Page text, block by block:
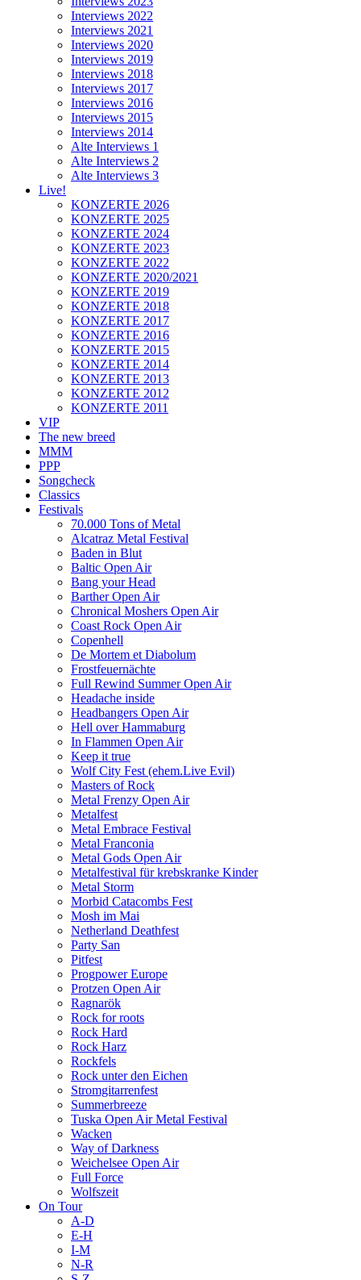
Interviews 2022
Interviews 2021
Interviews 2020
Interviews 2019
Interviews 2018
Interviews 2017
Interviews 2016
Interviews 2015
Interviews 2014
Alte Interviews 1
Alte Interviews 2
Alte Interviews 3
Live!
KONZERTE 2026
KONZERTE 2025
KONZERTE 2024
KONZERTE 2023
KONZERTE 2022
KONZERTE 2020/2021
KONZERTE 2019
KONZERTE 2018
KONZERTE 2017
KONZERTE 2016
KONZERTE 2015
KONZERTE 2014
KONZERTE 2013
KONZERTE 2012
KONZERTE 2011
VIP
The new breed
MMM
PPP
Songcheck
Classics
Festivals
70.000 Tons of Metal
Alcatraz Metal Festival
Baden in Blut
Baltic Open Air
Bang your Head
Barther Open Air
Chronical Moshers Open Air
Coast Rock Open Air
Copenhell
De Mortem et Diabolum
Frostfeuernächte
Full Rewind Summer Open Air
Headache inside
Headbangers Open Air
Hell over Hammaburg
In Flammen Open Air
Keep it true
Wolf City Fest (ehem.Live Evil)
Masters of Rock
Metal Frenzy Open Air
Metalfest
Metal Embrace Festival
Metal Franconia
Metal Gods Open Air
Metalfestival für krebskranke Kinder
Metal Storm
Morbid Catacombs Fest
Mosh im Mai
Netherland Deathfest
Party San
Pitfest
Progpower Europe
Protzen Open Air
Ragnarök
Rock for roots
Rock Hard
Rock Harz
Rockfels
Rock unter den Eichen
Stromgitarrenfest
Summerbreeze
Tuska Open Air Metal Festival
Wacken
Way of Darkness
Weichelsee Open Air
Full Force
Wolfszeit
On Tour
A-D
E-H
I-M
N-R